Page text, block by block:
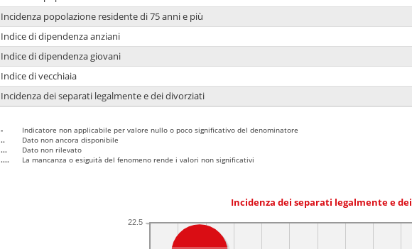
Incidenza popolazione residente di 75 anni e più
Indice di dipendenza anziani
Indice di dipendenza giovani
Indice di vecchiaia
Incidenza dei separati legalmente e dei divorziati
-
Indicatore non applicabile per valore nullo o poco significativo del denominatore
..
Dato non ancora disponibile
...
Dato non rilevato
....
La mancanza o esiguità del fenomeno rende i valori non significativi
Incidenza dei separati legalmente e
22.5